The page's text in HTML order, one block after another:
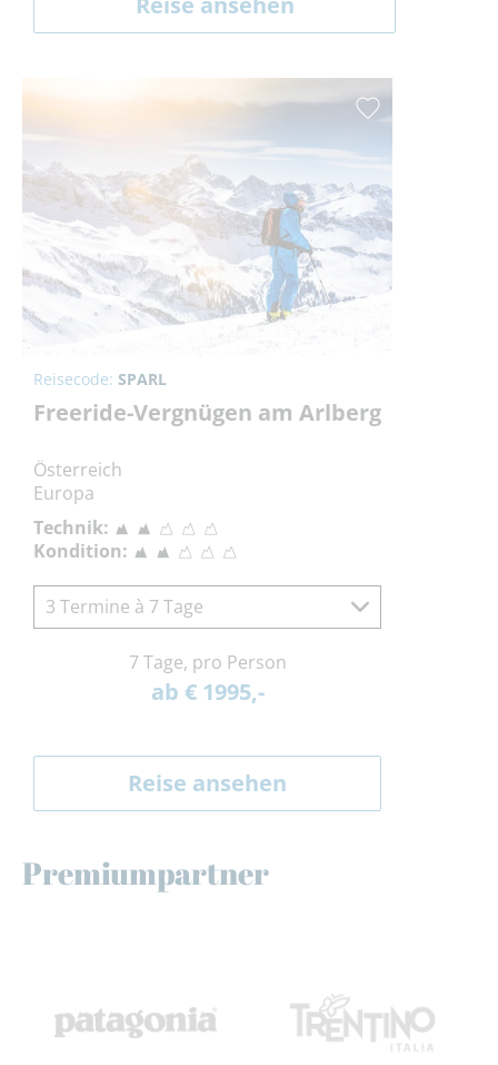
Reisecode: SPARL
Freeride-Vergnügen am Arlberg
Österreich
Europa
Technik:
Kondition:
3 Termine à 7 Tage
7 Tage, pro Person
ab € 1995,-
Reise ansehen
Premiumpartner